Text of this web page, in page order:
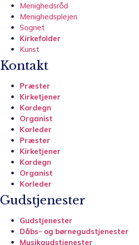
Menighedsråd
Menighedsplejen
Sognet
Kirkefolder
Kunst
Kontakt
Præster
Kirketjener
Kordegn
Organist
Korleder
Præster
Kirketjener
Kordegn
Organist
Korleder
Gudstjenester
Gudstjenester
Dåbs- og børnegudstjenester
Musikgudstjenester